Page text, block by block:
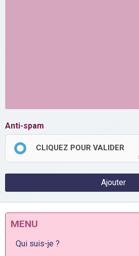
Anti-spam
CLIQUEZ POUR VALIDER
Ajouter
MENU
Qui suis-je ?